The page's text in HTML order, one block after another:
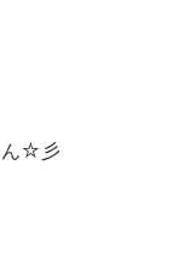
ん☆彡